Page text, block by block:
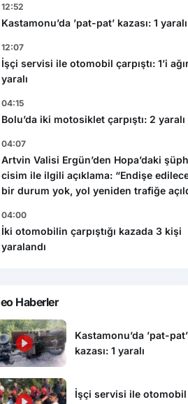
12:52
Kastamonu’da ’pat-pat’ kazası: 1 yaralı
12:07
İşçi servisi ile otomobil çarpıştı: 1’i
yaralı
04:15
Bolu’da iki motosiklet çarpıştı: 2 yaralı
04:07
Artvin Valisi Ergün’den Hopa’daki
cisim ile ilgili açıklama: “Endişe
bir durum yok, yol yeniden trafiğe
04:00
İki otomobilin çarpıştığı kazada 3 kişi
yaralandı
Haberler
Kastamonu’da ’pat-pat’
kazası: 1 yaralı
İşçi servisi ile otomobil